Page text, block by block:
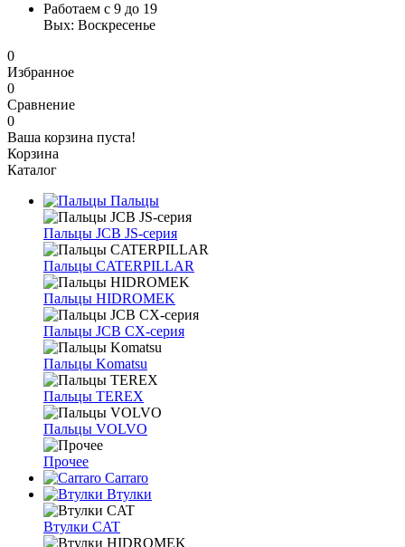
Работаем с 9 до 19
Вых: Воскресенье
0
Избранное
0
Сравнение
0
Ваша корзина пуста!
Корзина
Каталог
Пальцы
Пальцы JCB JS-серия
Пальцы CATERPILLAR
Пальцы HIDROMEK
Пальцы JCB CX-серия
Пальцы Komatsu
Пальцы TEREX
Пальцы VOLVO
Прочее
Carraro
Втулки
Втулки CAT